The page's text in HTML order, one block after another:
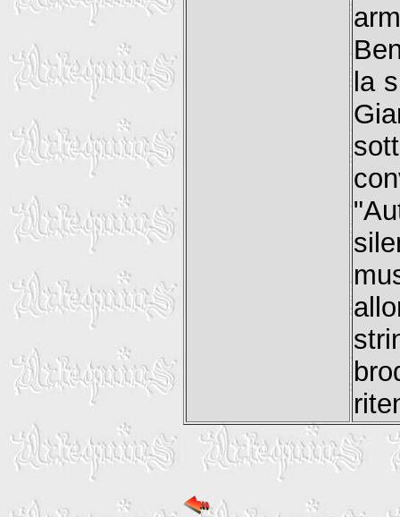
la